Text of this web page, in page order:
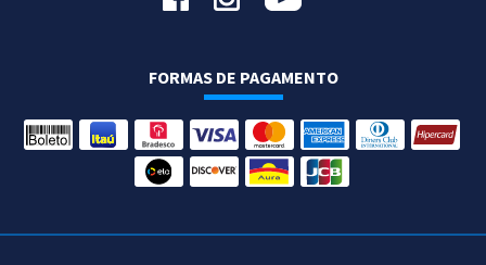
FORMAS DE PAGAMENTO